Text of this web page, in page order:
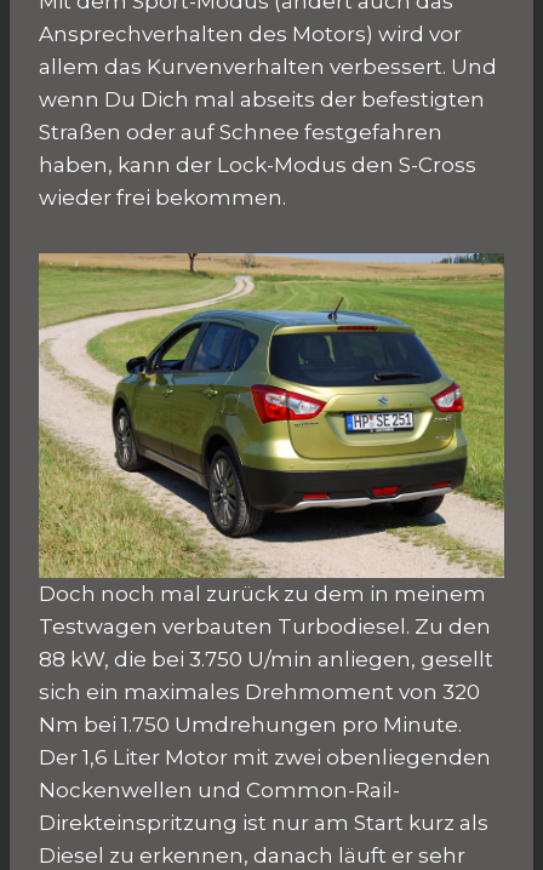
Ansprechverhalten des Motors) wird vor
allem das Kurvenverhalten verbessert. Und
wenn Du Dich mal abseits der befestigten
Straßen oder auf Schnee festgefahren
haben, kann der Lock-Modus den S-Cross
wieder frei bekommen.
Doch noch mal zurück zu dem in meinem
Testwagen verbauten Turbodiesel. Zu den
88 kW, die bei 3.750 U/min anliegen, gesellt
sich ein maximales Drehmoment von 320
Nm bei 1.750 Umdrehungen pro Minute.
Der 1,6 Liter Motor mit zwei obenliegenden
Nockenwellen und Common-Rail-
Direkteinspritzung ist nur am Start kurz als
Diesel zu erkennen, danach läuft er sehr